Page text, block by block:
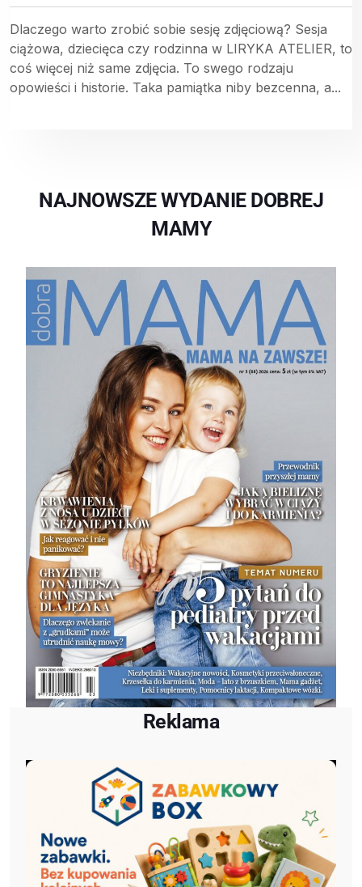
Dlaczego warto zrobić sobie sesję zdjęciową? Sesja
ciążowa, dziecięca czy rodzinna w LIRYKA ATELIER, to
coś więcej niż same zdjęcia. To swego rodzaju
opowieści i historie. Taka pamiątka niby bezcenna, a...
NAJNOWSZE WYDANIE DOBREJ
MAMY
Reklama